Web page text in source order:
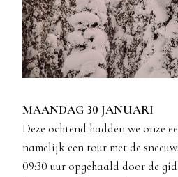
MAANDAG 30 JANUARI
Deze ochtend hadden we onze
namelijk een tour met de
09:30 uur opgehaald door de